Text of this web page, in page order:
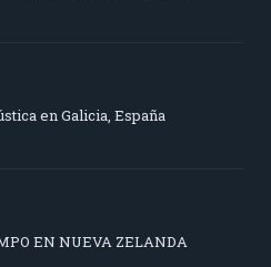
en Galicia, España
EN NUEVA ZELANDA